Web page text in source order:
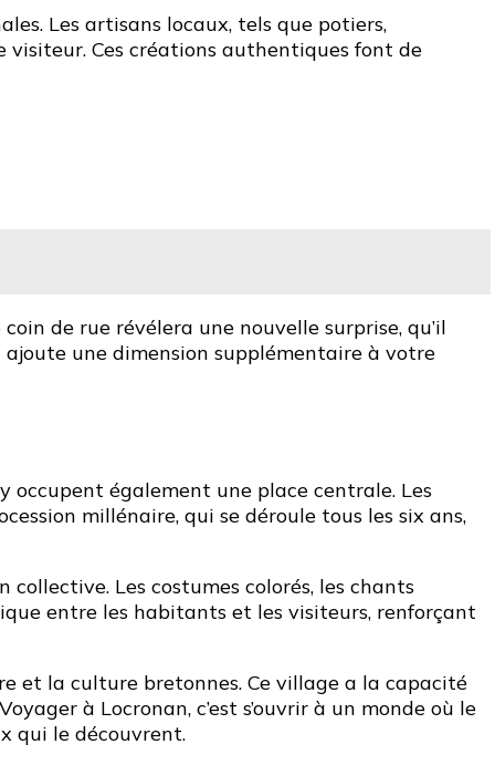
Les artisans locaux, tels que potiers,
visiteur. Ces créations authentiques font de
de rue révélera une nouvelle surprise, qu’il
ajoute une dimension supplémentaire à votre
occupent également une place centrale. Les
millénaire, qui se déroule tous les six ans,
Les costumes colorés, les chants
entre les habitants et les visiteurs, renforçant
et la culture bretonnes. Ce village a la capacité
à Locronan, c’est s’ouvrir à un monde où le
qui le découvrent.